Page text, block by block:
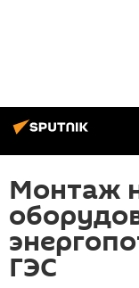
Монтаж
ГЭС